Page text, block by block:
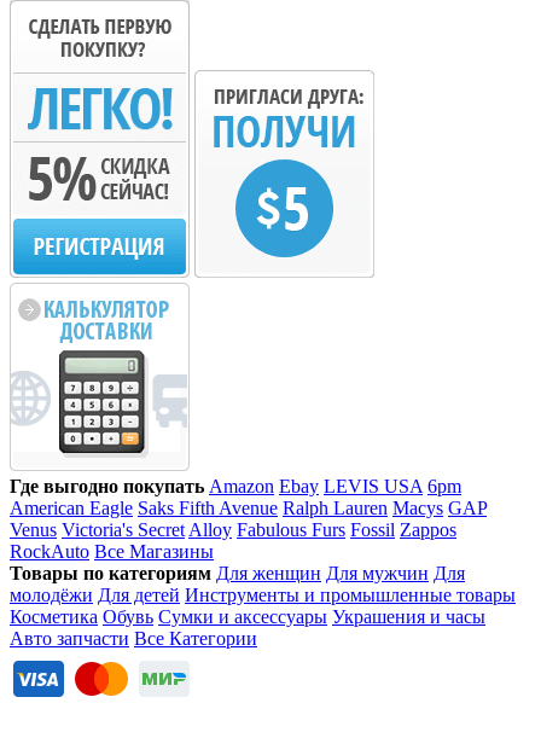
Где выгодно покупать Amazon Ebay LEVIS USA 6pm
American Eagle Saks Fifth Avenue Ralph Lauren Macys GAP
Venus Victoria's Secret Alloy Fabulous Furs Fossil Zappos
RockAuto Все Магазины
Товары по категориям Для женщин Для мужчин Для
молодёжи Для детей Инструменты и промышленные товары
Косметика Обувь Сумки и аксессуары Украшения и часы
Авто запчасти Все Категории